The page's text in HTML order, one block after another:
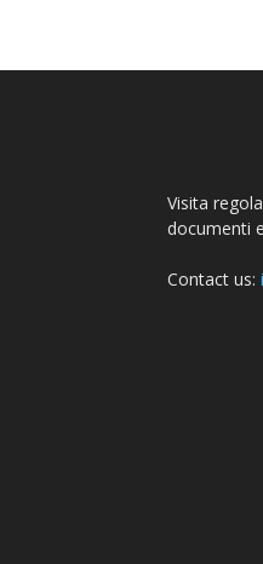
Visita
documenti
Contact us: